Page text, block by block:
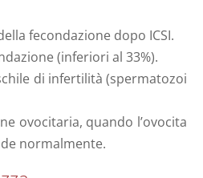
fecondazione dopo ICSI.
(inferiori al 33%).
di infertilità (spermatozoi
ovocitaria, quando l’ovocita
normalmente.